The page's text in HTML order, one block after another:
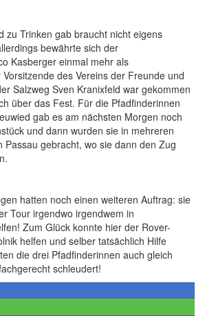
zu Trinken gab braucht nicht eigens
bewährte sich der
Kasberger einmal mehr als
des Vereins der Freunde und
Salzweg Sven Kranixfeld war gekommen
über das Fest. Für die Pfadfinderinnen
gab es am nächsten Morgen noch
und dann wurden sie in mehreren
Passau gebracht, wo sie dann den Zug
hatten noch einen weiteren Auftrag: sie
Tour irgendwo irgendwem in
Zum Glück konnte hier der Rover-
helfen und selber tatsächlich Hilfe
die drei Pfadfinderinnen auch gleich
schleudert!